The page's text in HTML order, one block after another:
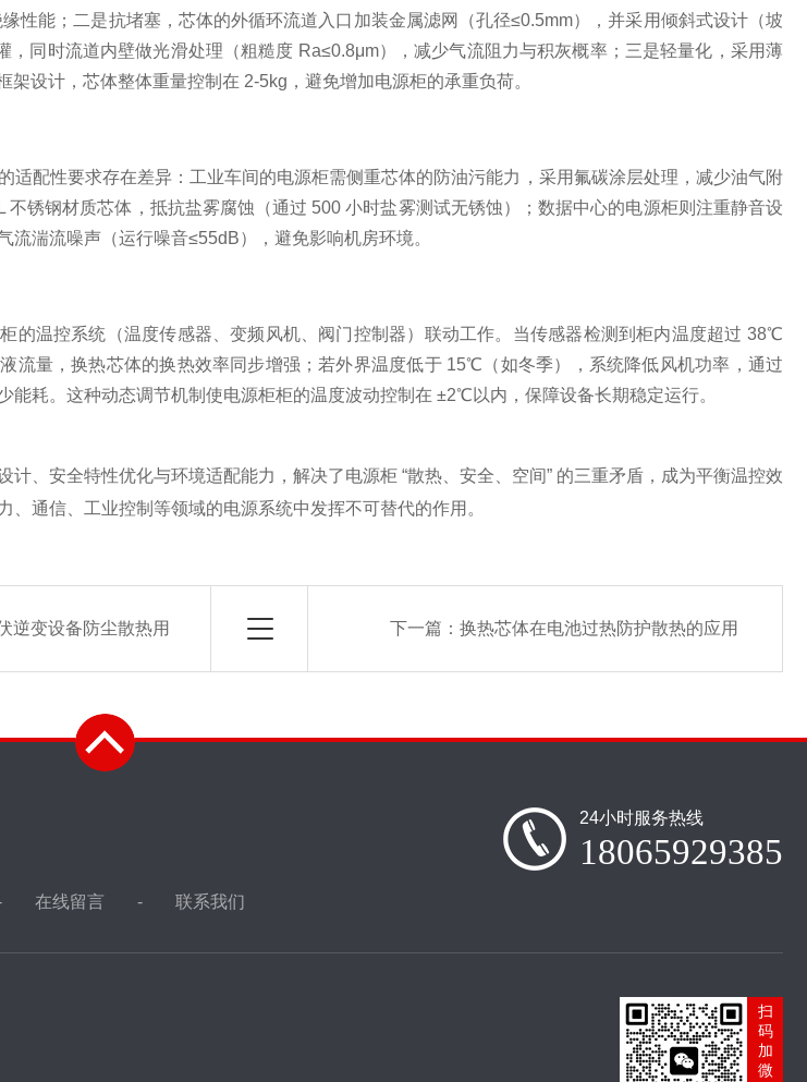
性能；二是抗堵塞，芯体的外循环流道入口加装金属滤网（孔径≤0.5mm），并采用倾斜式设计（坡
，同时流道内壁做光滑处理（粗糙度 Ra≤0.8μm），减少气流阻力与积灰概率；三是轻量化，采用薄
架设计，芯体整体重量控制在 2-5kg，避免增加电源柜的承重负荷。
适配性要求存在差异：工业车间的电源柜需侧重芯体的防油污能力，采用氟碳涂层处理，减少油气附
不锈钢材质芯体，抵抗盐雾腐蚀（通过 500 小时盐雾测试无锈蚀）；数据中心的电源柜则注重静音设
流湍流噪声（运行噪音≤55dB），避免影响机房环境。
的温控系统（温度传感器、变频风机、阀门控制器）联动工作。当传感器检测到柜内温度超过 38℃
流量，换热芯体的换热效率同步增强；若外界温度低于 15℃（如冬季），系统降低风机功率，通过
能耗。这种动态调节机制使电源柜柜的温度波动控制在 ±2℃以内，保障设备长期稳定运行。
计、安全特性优化与环境适配能力，解决了电源柜 “散热、安全、空间” 的三重矛盾，成为平衡温控效
、通信、工业控制等领域的电源系统中发挥不可替代的作用。
逆变设备防尘散热用 下一篇： 换热芯体在电池过热防护散热的应用
在线留言 联系我们
24小时服务热线
18065929385
扫
码
加
微